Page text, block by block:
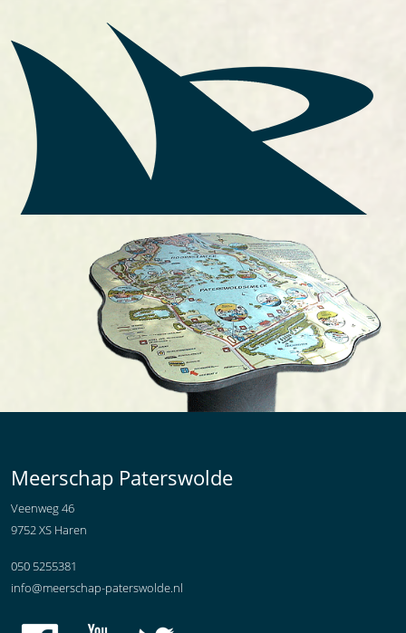
Meerschap Paterswolde
Veenweg 46
9752 XS Haren
050 5255381
info@meerschap-paterswolde.nl